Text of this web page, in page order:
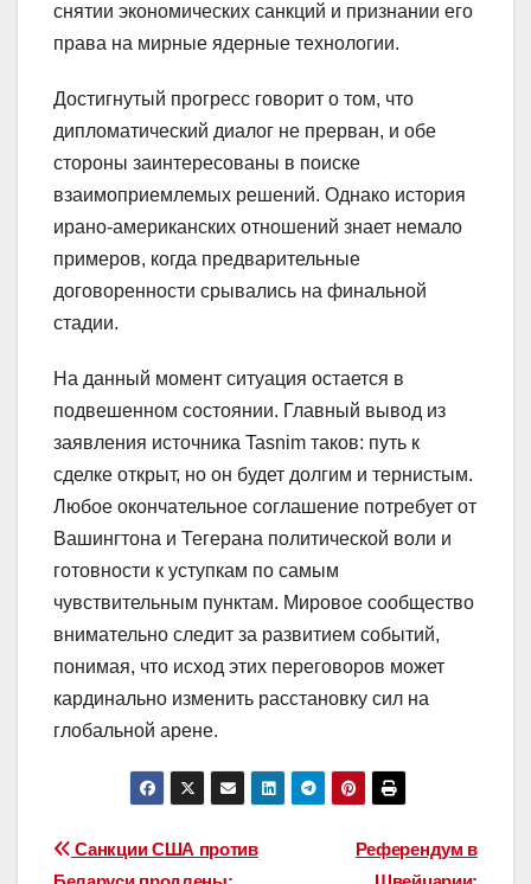
снятии экономических санкций и признании его
права на мирные ядерные технологии.
Достигнутый прогресс говорит о том, что
дипломатический диалог не прерван, и обе
стороны заинтересованы в поиске
взаимоприемлемых решений. Однако история
ирано-американских отношений знает немало
примеров, когда предварительные
договоренности срывались на финальной
стадии.
На данный момент ситуация остается в
подвешенном состоянии. Главный вывод из
заявления источника Tasnim таков: путь к
сделке открыт, но он будет долгим и тернистым.
Любое окончательное соглашение потребует от
Вашингтона и Тегерана политической воли и
готовности к уступкам по самым
чувствительным пунктам. Мировое сообщество
внимательно следит за развитием событий,
понимая, что исход этих переговоров может
кардинально изменить расстановку сил на
глобальной арене.
Навигация
Референдум в
Санкции США против